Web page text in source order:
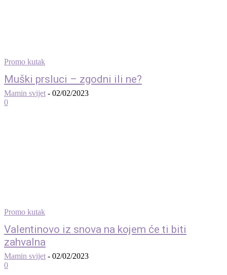
Promo kutak
Muški prsluci – zgodni ili ne?
Mamin svijet - 02/02/2023
0
Promo kutak
Valentinovo iz snova na kojem će ti biti
zahvalna
Mamin svijet - 02/02/2023
0